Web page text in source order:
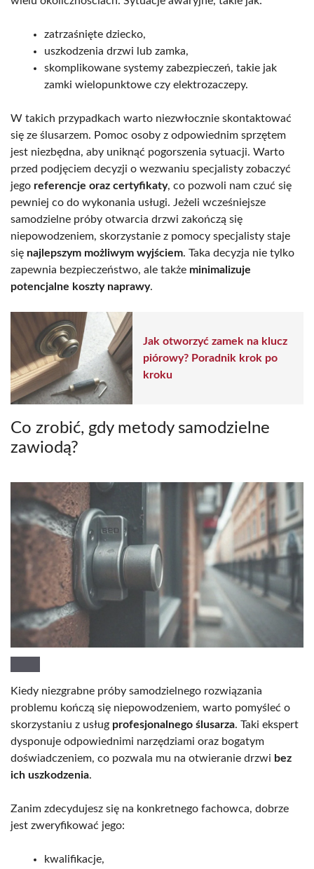
zatrzaśnięte dziecko,
uszkodzenia drzwi lub zamka,
skomplikowane systemy zabezpieczeń, takie jak
zamki wielopunktowe czy elektrozaczepy.
W takich przypadkach warto niezwłocznie skontaktować
się ze ślusarzem. Pomoc osoby z odpowiednim sprzętem
jest niezbędna, aby uniknąć pogorszenia sytuacji. Warto
przed podjęciem decyzji o wezwaniu specjalisty zobaczyć
jego referencje oraz certyfikaty, co pozwoli nam czuć się
pewniej co do wykonania usługi. Jeżeli wcześniejsze
samodzielne próby otwarcia drzwi zakończą się
niepowodzeniem, skorzystanie z pomocy specjalisty staje
się najlepszym możliwym wyjściem. Taka decyzja nie tylko
zapewnia bezpieczeństwo, ale także minimalizuje
potencjalne koszty naprawy.
Jak otworzyć zamek na klucz
piórowy? Poradnik krok po
kroku
Co zrobić, gdy metody samodzielne
zawiodą?
Kiedy niezgrabne próby samodzielnego rozwiązania
problemu kończą się niepowodzeniem, warto pomyśleć o
skorzystaniu z usług profesjonalnego ślusarza. Taki ekspert
dysponuje odpowiednimi narzędziami oraz bogatym
doświadczeniem, co pozwala mu na otwieranie drzwi bez
ich uszkodzenia.
Zanim zdecydujesz się na konkretnego fachowca, dobrze
jest zweryfikować jego:
kwalifikacje,